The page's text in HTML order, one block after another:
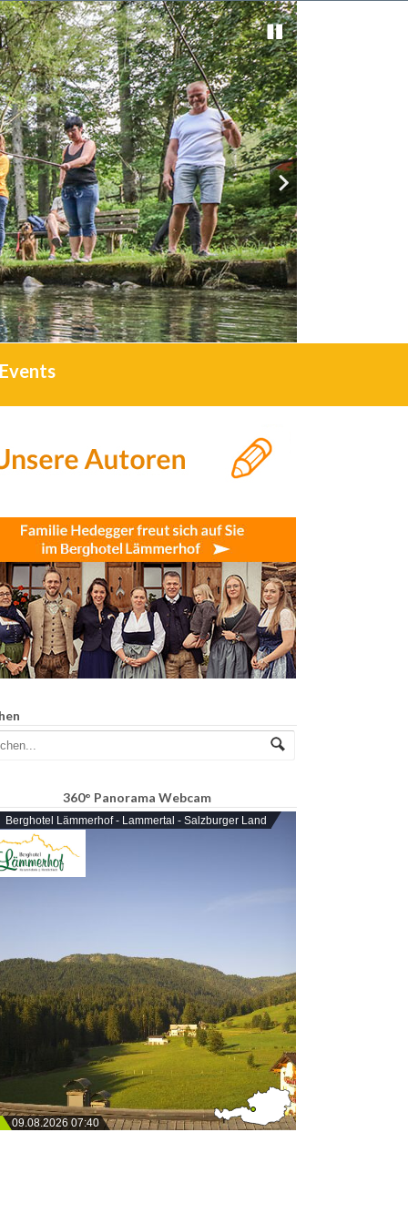
Events
360° Panorama Webcam
Berghotel Lämmerhof - Lammertal - Salzburger Land
09.08.2026 07:40